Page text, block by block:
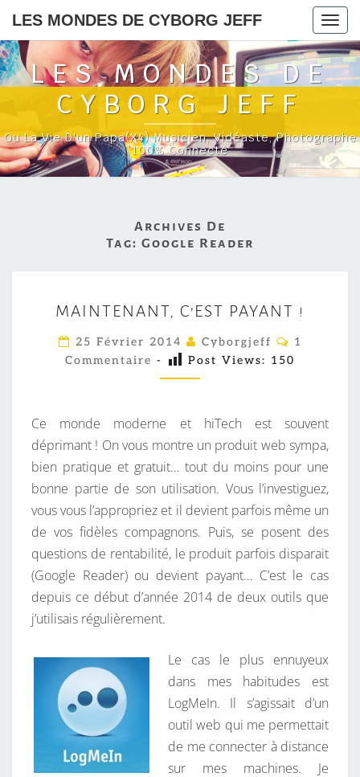
LES MONDES DE CYBORG JEFF
LES MONDES DE
CYBORG JEFF
Ou La Vie D'un Papa(x4) Musicien, Vidéaste, Photographe
100% Connecté
Archives De
Tag: Google Reader
A
N
T
N
A
N
T
,
C
’
E
S
A
Y
A
N
T
!
MAINTENANT, C’EST PAYANT !
25 Février 2014 Cyborgjeff
C
M
A
I
R
E
1
Commentaire - Post Views: 150
Ce monde moderne et hiTech est souvent
déprimant ! On vous montre un produit web sympa,
bien pratique et gratuit… tout du moins pour une
bonne partie de son utilisation. Vous l’investiguez,
vous vous l’appropriez et il devient parfois même un
de vos fidèles compagnons. Puis, se posent des
questions de rentabilité, le produit parfois disparait
(Google Reader) ou devient payant… C’est le cas
depuis ce début d’année 2014 de deux outils que
j’utilisais régulièrement.
Le cas le plus ennuyeux
dans mes habitudes est
LogMeIn. Il s’agissait d’un
outil web qui me permettait
de me connecter à distance
sur mes machines. Je